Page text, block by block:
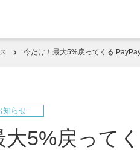
今だけ！最大5%戻ってくる
知らせ
大5%戻って